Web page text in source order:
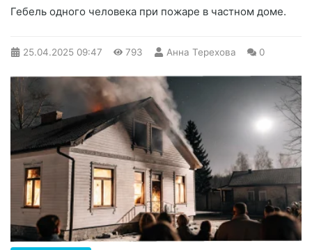
Гебель одного человека при пожаре в частном доме.
25.04.2025 09:47 793 Анна Терехова 0